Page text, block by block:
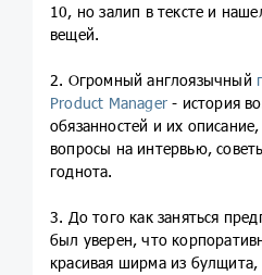
10, но залип в тексте и
вещей.
2. Огромный англоязычный
Product Manager - история
обязанностей и их
вопросы на интервью,
годнота.
3. До того как заняться
был уверен, что
красивая ширма из